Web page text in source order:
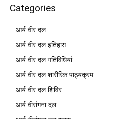
Categories
आर्य वीर दल
आर्य वीर दल इतिहास
आर्य वीर दल गतिविधियां
आर्य वीर दल शारीरिक पाठ्यक्रम
आर्य वीर दल शिविर
आर्य वीरांगना दल